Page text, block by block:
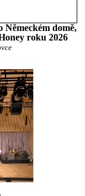
domě,
roku 2026